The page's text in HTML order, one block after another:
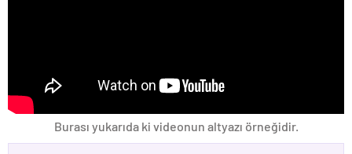
Burası yukarıda ki videonun altyazı örneğidir.